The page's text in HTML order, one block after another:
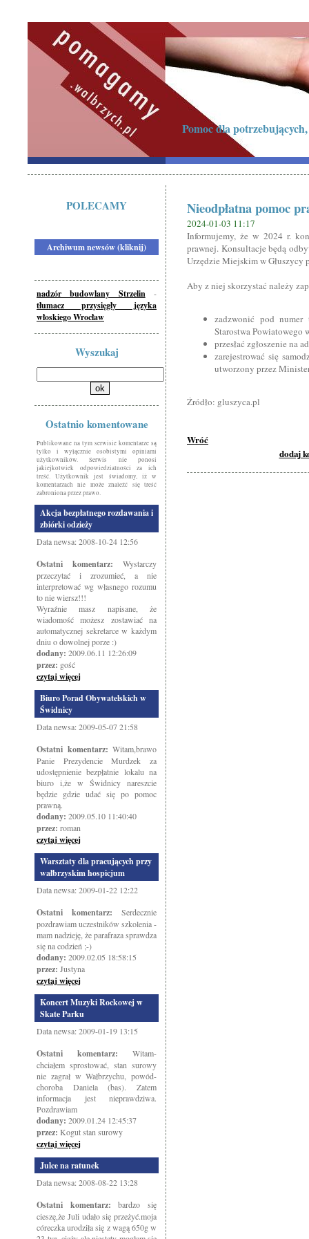
Pomoc dla
POLECAMY
Archiwum newsów (kliknij)
nadzór budowlany Strzelin -
tłumacz przysięgły języka
włoskiego Wrocław
Wyszukaj
Ostatnio komentowane
Publikowane na tym serwisie komentarze są
tylko i wyłącznie osobistymi opiniami
użytkowników. Serwis nie ponosi
jakiejkolwiek odpowiedzialności za ich
treść. Użytkownik jest świadomy, iż w
komentarzach nie może znaleźć się treść
zabroniona przez prawo.
Akcja bezpłatnego rozdawania i
zbiórki odzieży
Data newsa: 2008-10-24 12:56
Ostatni komentarz: Wystarczy
przeczytać i zrozumieć, a nie
interpretować wg własnego rozumu
to nie wiersz!!!
Wyraźnie masz napisane, że
wiadomość możesz zostawiać na
automatycznej sekretarce w każdym
dniu o dowolnej porze :)
dodany: 2009.06.11 12:26:09
przez: gość
czytaj więcej
Biuro Porad Obywatelskich w
Świdnicy
Data newsa: 2009-05-07 21:58
Ostatni komentarz: Witam,brawo
Panie Prezydencie Murdzek za
udostępnienie bezpłatnie lokalu na
biuro i,że w Świdnicy nareszcie
będzie gdzie udać się po pomoc
prawną.
dodany: 2009.05.10 11:40:40
przez: roman
czytaj więcej
Warsztaty dla pracujących przy
wałbrzyskim hospicjum
Data newsa: 2009-01-22 12:22
Ostatni komentarz: Serdecznie
pozdrawiam uczestników szkolenia -
mam nadzieję, że parafraza sprawdza
się na codzień ;-)
dodany: 2009.02.05 18:58:15
przez: Justyna
czytaj więcej
Koncert Muzyki Rockowej w
Skate Parku
Data newsa: 2009-01-19 13:15
Ostatni komentarz: Witam-
chciałem sprostować, stan surowy
nie zagrał w Wałbrzychu, powód-
choroba Daniela (bas). Zatem
informacja jest nieprawdziwa.
Pozdrawiam
dodany: 2009.01.24 12:45:37
przez: Kogut stan surowy
czytaj więcej
Julce na ratunek
Data newsa: 2008-08-22 13:28
Ostatni komentarz: bardzo się
cieszę,że Juli udało się przeżyć.moja
córeczka urodziła się z wagą 650g w
Nieodpłatna pomoc
2024-01-03 11:17
Informujemy, że w 2024 r.
prawnej. Konsultacje będą
Urzędzie Miejskim w Głuszycy
Aby z niej skorzystać należy
zadzwonić pod
Starostwa Powiatowego
przesłać zgłoszenie na
zarejestrować się
utworzony przez
Źródło: gluszyca.pl
Wróć
dodaj